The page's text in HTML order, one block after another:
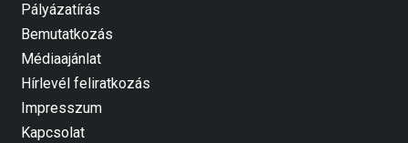
Pályázatírás
Bemutatkozás
Médiaajánlat
Hírlevél feliratkozás
Impresszum
Kapcsolat